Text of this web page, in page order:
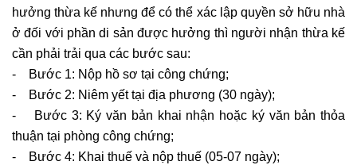
hưởng thừa kế nhưng để có thể xác lập quyền sở hữu nhà
ở đối với phần di sản được hưởng thì người nhận thừa kế
cần phải trải qua các bước sau:
- Bước 1: Nộp hồ sơ tại công chứng;
- Bước 2: Niêm yết tại địa phương (30 ngày);
- Bước 3: Ký văn bản khai nhận hoặc ký văn bản thỏa
thuận tại phòng công chứng;
- Bước 4: Khai thuế và nộp thuế (05-07 ngày);